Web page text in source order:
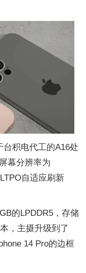
积电代工的A16处
幕分辨率为
自适应刷新
的LPDDR5，存储
，主摄升级到了
14 Pro的边框